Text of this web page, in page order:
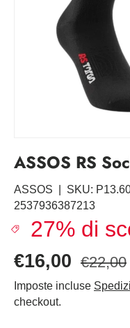
ASSOS RS
ASSOS SKU:
2537936387213
27% di
€16,00 €22,00
Imposte incluse
checkout.